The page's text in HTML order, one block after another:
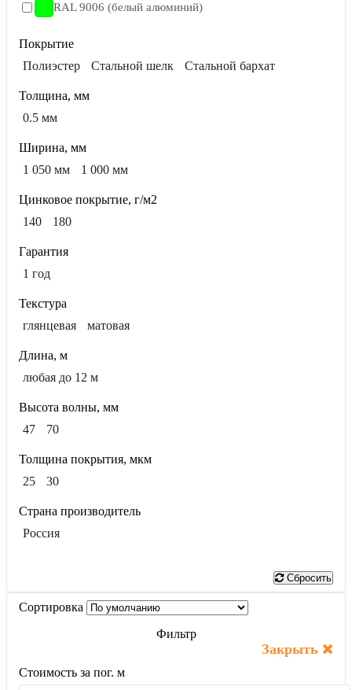
RAL 9006 (белый алюминий)
Покрытие
Полиэстер
Стальной шелк Стальной бархат
Толщина, мм
0.5 мм
Ширина, мм
1 050 мм
1 000 мм
Цинковое покрытие, г/м2
140
180
Гарантия
1 год
Текстура
глянцевая
матовая
Длина, м
любая до 12 м
Высота волны, мм
47
70
Толщина покрытия, мкм
25
30
Страна производитель
Россия
Сбросить
Сортировка
Фильтр
Закрыть
Стоимость за пог. м